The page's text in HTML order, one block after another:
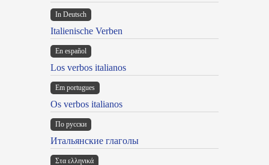
In Deutsch
Italienische Verben
En español
Los verbos italianos
Em portugues
Os verbos italianos
По русски
Итальянские глаголы
Στα ελληνικά